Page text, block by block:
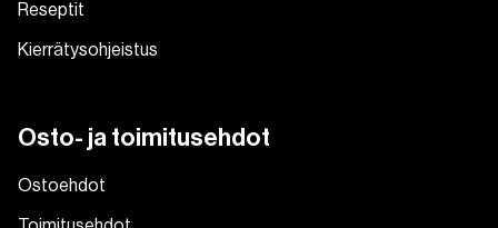
Reseptit
Kierrätysohjeistus
Osto- ja toimitusehdot
Ostoehdot